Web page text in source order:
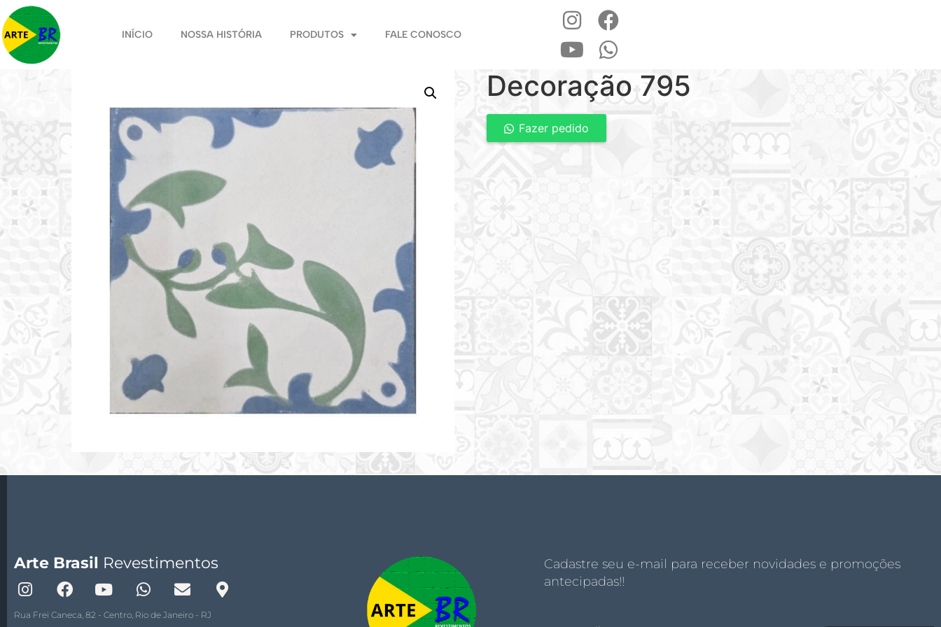
INÍCIO NOSSA HISTÓRIA PRODUTOS FALE CONOSCO
Decoração 795
Fazer pedido
Arte Brasil Revestimentos
Rua Frei Caneca, 82 - Centro, Rio de Janeiro - RJ
Cadastre seu e-mail para receber novidades e promoções
antecipadas!!